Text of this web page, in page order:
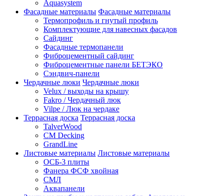
Aquasystem
Фасадные материалы Фасадные материалы
Термопрофиль и гнутый профиль
Комплектующие для навесных фасадов
Сайдинг
Фасадные термопанели
Фиброцементный сайдинг
Фиброцементные панели БЕТЭКО
Сэндвич-панели
Чердачные люки Чердачные люки
Velux / выходы на крышу
Fakro / Чердачный люк
Vilpe / Люк на чердаке
Террасная доска Террасная доска
TalverWood
CM Decking
GrandLine
Листовые материалы Листовые материалы
ОСБ-3 плиты
Фанера ФСФ хвойная
СМЛ
Аквапанели